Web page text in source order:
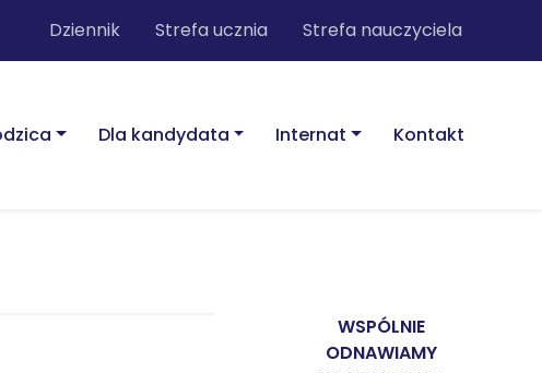
Dziennik Strefa ucznia Strefa nauczyciela
Dla kandydata Internat Kontakt
WSPÓLNIE
ODNAWIAMY